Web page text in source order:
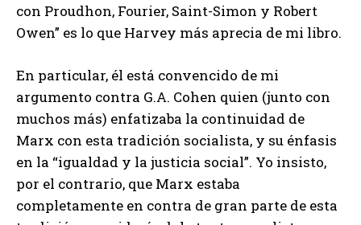
con Proudhon, Fourier, Saint-Simon y Robert
Owen” es lo que Harvey más aprecia de mi libro.
En particular, él está convencido de mi
argumento contra G.A. Cohen quien (junto con
muchos más) enfatizaba la continuidad de
Marx con esta tradición socialista, y su énfasis
en la “igualdad y la justicia social”. Yo insisto,
por el contrario, que Marx estaba
completamente en contra de gran parte de esta